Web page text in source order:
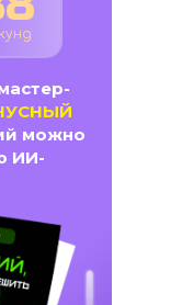
можно
ИИ-